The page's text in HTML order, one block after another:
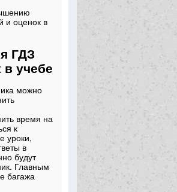
и оценок в
ГДЗ
учебе
можно
время на
к
уроки,
в
будут
Главным
багажа